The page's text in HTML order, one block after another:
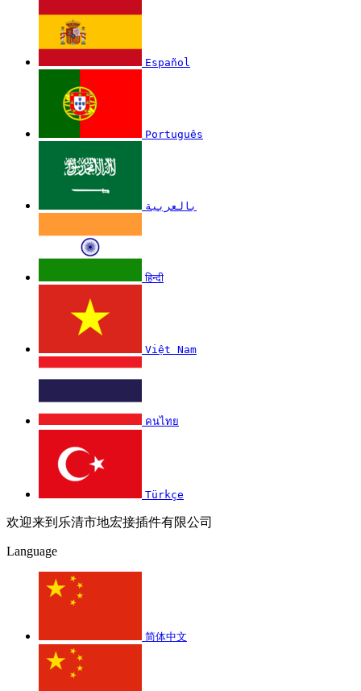
Español
Português
بالعربية
हिन्दी
Việt Nam
คนไทย
Türkçe
欢迎来到乐清市地宏接插件有限公司
Language
简体中文